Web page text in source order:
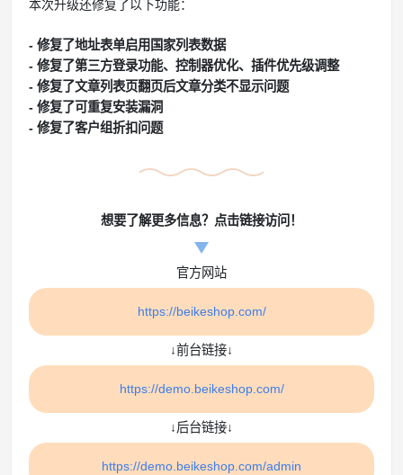
本次升级还修复了以下功能：
- 修复了地址表单启用国家列表数据
- 修复了第三方登录功能、控制器优化、插件优先级调整
- 修复了文章列表页翻页后文章分类不显示问题
- 修复了可重复安装漏洞
- 修复了客户组折扣问题
想要了解更多信息？点击链接访问！
官方网站
https://beikeshop.com/
↓前台链接↓
https://demo.beikeshop.com/
↓后台链接↓
https://demo.beikeshop.com/admin